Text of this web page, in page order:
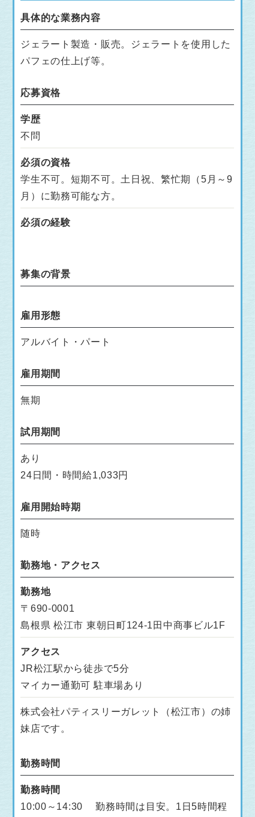
具体的な業務内容
ジェラート製造・販売。ジェラートを使用した
パフェの仕上げ等。
応募資格
学歴
不問
必須の資格
学生不可。短期不可。土日祝、繁忙期（5月～9
月）に勤務可能な方。
必須の経験
募集の背景
雇用形態
アルバイト・パート
雇用期間
無期
試用期間
あり
24日間・時間給1,033円
雇用開始時期
随時
勤務地・アクセス
勤務地
〒690-0001
島根県 松江市 東朝日町124-1田中商事ビル1F
アクセス
JR松江駅から徒歩で5分
マイカー通勤可 駐車場あり
株式会社パティスリーガレット（松江市）の姉
妹店です。
勤務時間
勤務時間
10:00～14:30 勤務時間は目安。1日5時間程